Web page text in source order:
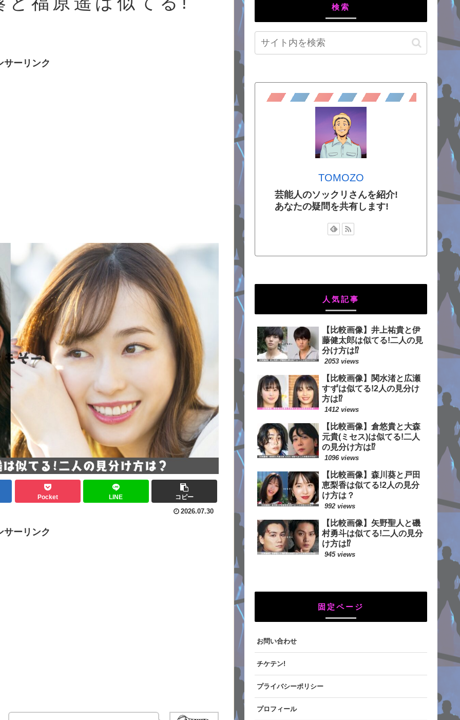
サーリンク
Pocket LINE コピー
2026.07.30
サーリンク
検索
TOMOZO
芸能人のソックリさんを紹介!
あなたの疑問を共有します!
人気記事
【比較画像】井上祐貴と伊
藤健太郎は似てる!二人の見
分け方は⁉
2053 views
【比較画像】関水渚と広瀬
すずは似てる!2人の見分け
方は⁉
1412 views
【比較画像】倉悠貴と大森
元貴(ミセス)は似てる!二人
の見分け方は⁉
1096 views
【比較画像】森川葵と戸田
恵梨香は似てる!2人の見分
け方は？
992 views
【比較画像】矢野聖人と磯
村勇斗は似てる!二人の見分
け方は⁉
945 views
固定ページ
お問い合わせ
チケテン!
プライバシーポリシー
プロフィール